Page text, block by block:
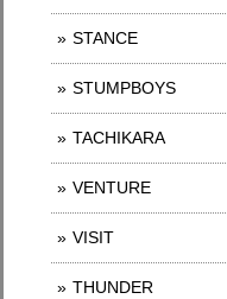
STANCE
STUMPBOYS
TACHIKARA
VENTURE
VISIT
THUNDER